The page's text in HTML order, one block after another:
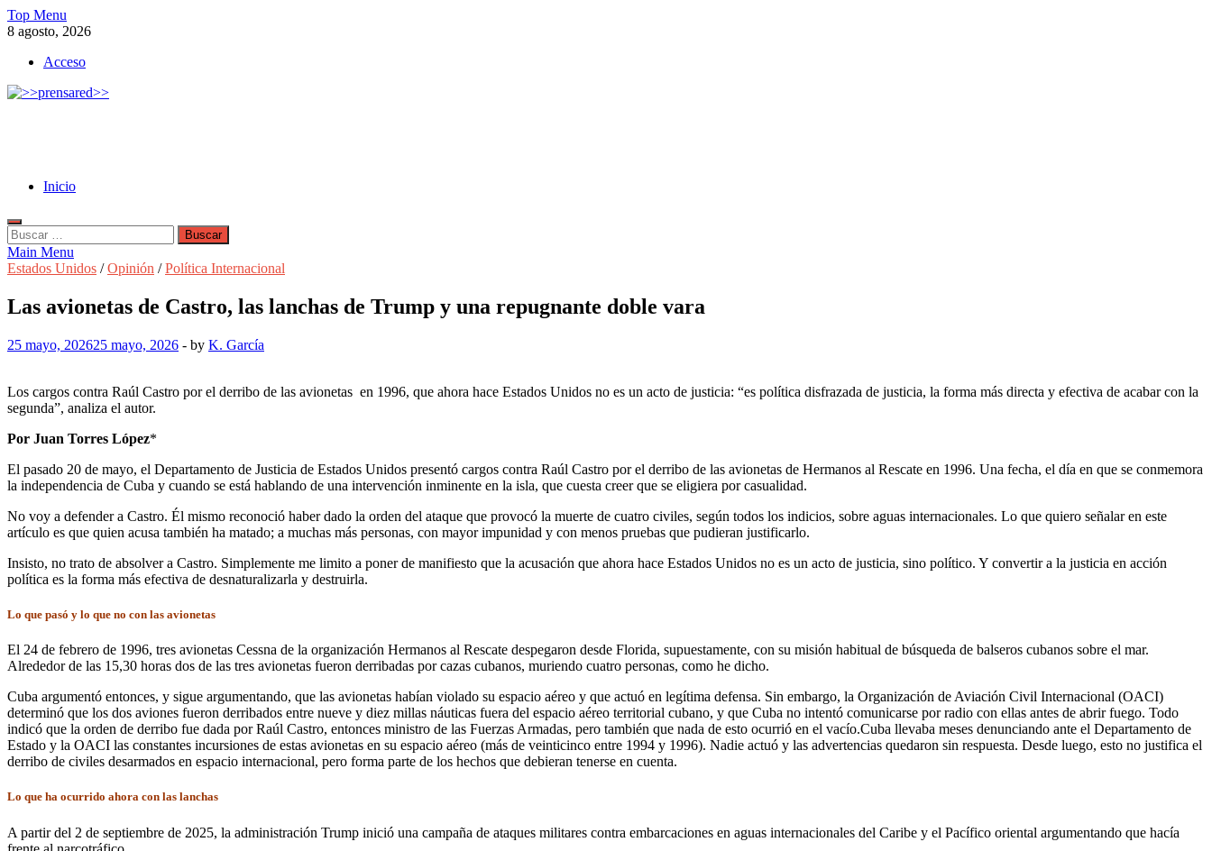
Skip
to
Top Menu
8 agosto, 2026
Acceso
Inicio
Buscar:
Main Menu
Estados Unidos /Opinión /Política Internacional
Las avionetas de Castro, las lanchas de Trump y una repugnante doble vara
25 mayo, 202625 mayo, 2026 - by K. García
Los cargos contra Raúl Castro por el derribo de las avionetas en 1996, que ahora hace Estados Unidos no es un acto de justicia: “es política disfrazada de justicia, la forma más directa y efectiva de acabar con la
segunda”, analiza el autor.
Por Juan Torres López*
El pasado 20 de mayo, el Departamento de Justicia de Estados Unidos presentó cargos contra Raúl Castro por el derribo de las avionetas de Hermanos al Rescate en 1996. Una fecha, el día en que se conmemora
la independencia de Cuba y cuando se está hablando de una intervención inminente en la isla, que cuesta creer que se eligiera por casualidad.
No voy a defender a Castro. Él mismo reconoció haber dado la orden del ataque que provocó la muerte de cuatro civiles, según todos los indicios, sobre aguas internacionales. Lo que quiero señalar en este
artículo es que quien acusa también ha matado; a muchas más personas, con mayor impunidad y con menos pruebas que pudieran justificarlo.
Insisto, no trato de absolver a Castro. Simplemente me limito a poner de manifiesto que la acusación que ahora hace Estados Unidos no es un acto de justicia, sino político. Y convertir a la justicia en acción
política es la forma más efectiva de desnaturalizarla y destruirla.
Lo que pasó y lo que no con las avionetas
El 24 de febrero de 1996, tres avionetas Cessna de la organización Hermanos al Rescate despegaron desde Florida, supuestamente, con su misión habitual de búsqueda de balseros cubanos sobre el mar.
Alrededor de las 15,30 horas dos de las tres avionetas fueron derribadas por cazas cubanos, muriendo cuatro personas, como he dicho.
Cuba argumentó entonces, y sigue argumentando, que las avionetas habían violado su espacio aéreo y que actuó en legítima defensa. Sin embargo, la Organización de Aviación Civil Internacional (OACI)
determinó que los dos aviones fueron derribados entre nueve y diez millas náuticas fuera del espacio aéreo territorial cubano, y que Cuba no intentó comunicarse por radio con ellas antes de abrir fuego. Todo
indicó que la orden de derribo fue dada por Raúl Castro, entonces ministro de las Fuerzas Armadas, pero también que nada de esto ocurrió en el vacío.Cuba llevaba meses denunciando ante el Departamento de
Estado y la OACI las constantes incursiones de estas avionetas en su espacio aéreo (más de veinticinco entre 1994 y 1996). Nadie actuó y las advertencias quedaron sin respuesta. Desde luego, esto no justifica el
derribo de civiles desarmados en espacio internacional, pero forma parte de los hechos que debieran tenerse en cuenta.
Lo que ha ocurrido ahora con las lanchas
A partir del 2 de septiembre de 2025, la administración Trump inició una campaña de ataques militares contra embarcaciones en aguas internacionales del Caribe y el Pacífico oriental argumentando que hacía